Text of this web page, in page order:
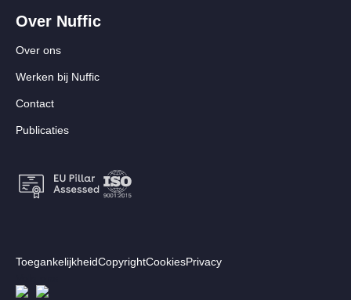
Over Nuffic
Over ons
Werken bij Nuffic
Contact
Publicaties
Footer:
ToegankelijkheidCopyrightCookiesPrivacy
Afbeelding
Afbeelding